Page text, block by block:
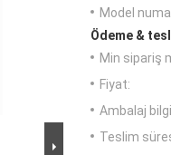
Model
Ödeme &
Min sipariş
Fiyat:
Ambalaj
Teslim